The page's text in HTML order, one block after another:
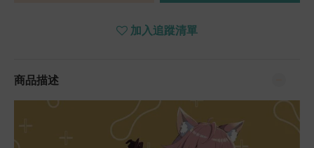
加入追蹤清單
商品描述